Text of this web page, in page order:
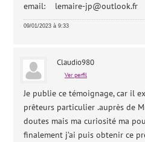
email: lemaire-jp@outlook.fr
09/01/2023 à 9:33
Claudio980
Ver perfil
Je publie ce témoignage, car il
prêteurs particulier .auprès de
doutes mais ma curiosité ma
finalement j’ai puis obtenir ce